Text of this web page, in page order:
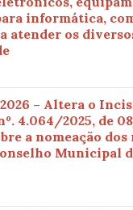
informática,
atender os
– Altera o
4.064/2025, de
a nomeação dos
Municipal